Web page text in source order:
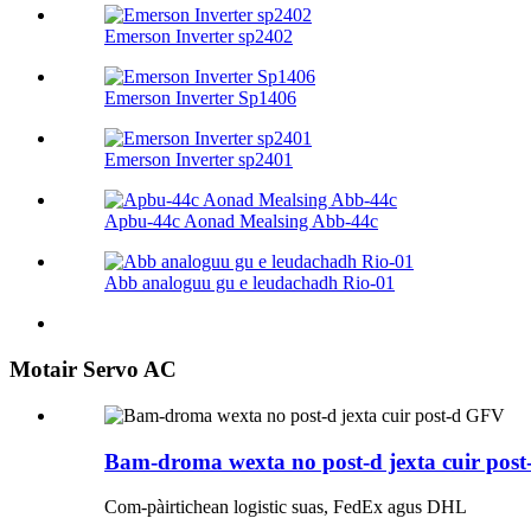
Emerson Inverter sp2402
Emerson Inverter Sp1406
Emerson Inverter sp2401
Apbu-44c Aonad Mealsing Abb-44c
Abb analoguu gu e leudachadh Rio-01
Motair Servo AC
Bam-droma wexta no post-d jexta cuir
Com-pàirtichean logistic suas, FedEx agus DHL